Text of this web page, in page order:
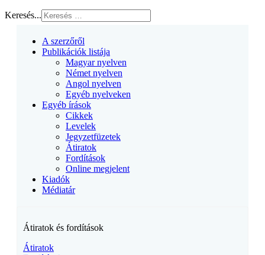
Keresés...
A szerzőről
Publikációk listája
Magyar nyelven
Német nyelven
Angol nyelven
Egyéb nyelveken
Egyéb írások
Cikkek
Levelek
Jegyzetfüzetek
Átiratok
Fordítások
Online megjelent
Kiadók
Médiatár
Átiratok és fordítások
Átiratok